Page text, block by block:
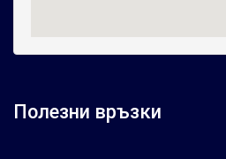
Полезни връзки